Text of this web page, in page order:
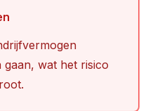
wat het risico